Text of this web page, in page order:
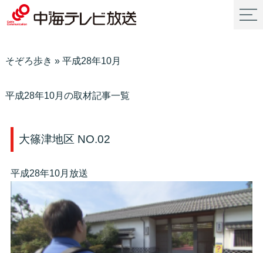
そぞろ歩き » 平成28年10月
平成28年10月の取材記事一覧
大篠津地区 NO.02
平成28年10月放送